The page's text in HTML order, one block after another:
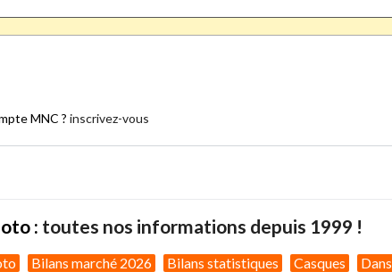
MNC ? inscrivez-vous
: toutes nos informations depuis 1999 !
Bilans marché 2026 Bilans statistiques Casques